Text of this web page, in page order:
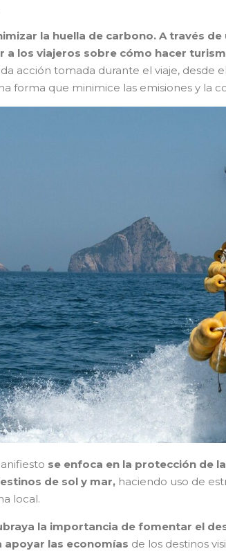
la huella de carbono. A través de
a los viajeros sobre cómo hacer
acción tomada durante el viaje, desde
forma que minimice las emisiones y la
se enfoca en la protección de
de sol y mar, haciendo uso de
local.
la importancia de fomentar el
apoyar las economías de los destinos